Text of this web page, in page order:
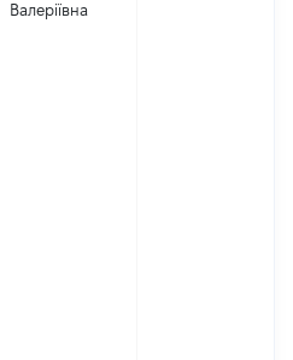
Валеріївна